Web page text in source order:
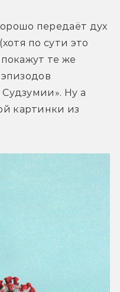
передаёт дух
по сути это
те же
Ну а
картинки из